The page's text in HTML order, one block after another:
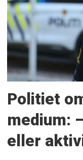
Politiet
medium:
eller